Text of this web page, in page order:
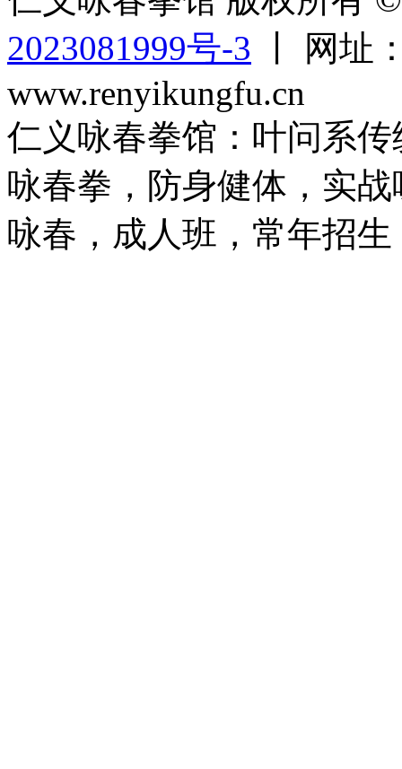
2023081999号-3 丨 网址
www.renyikungfu.cn
仁义咏春拳馆：叶问系
咏春拳，防身健体，实
咏春，成人班，常年招